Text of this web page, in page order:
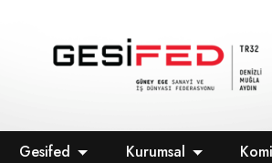
Gesifed Kurumsal